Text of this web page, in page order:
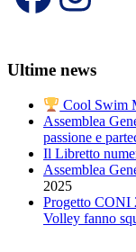
Ultime news
Cool Swim
Assemblea
passione e
Il Libretto
Assemblea
2025
Progetto CONI
Volley fanno